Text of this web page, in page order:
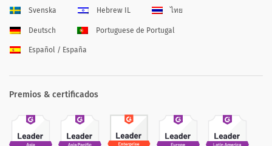
Svenska Hebrew IL ไทย
Deutsch Portuguese de Portugal
Español / España
Premios & certificados